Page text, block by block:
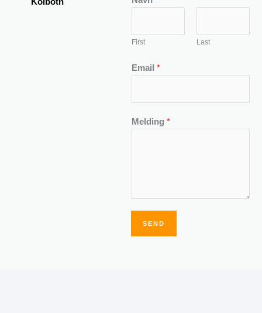
First Last
Email *
Melding *
SEND